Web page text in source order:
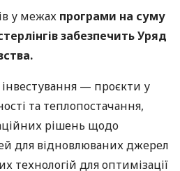
у межах програми на суму
забезпечить Уряд
— проєкти у
та теплопостачання,
рішень щодо
для відновлюваних джерел
технологій для оптимізації